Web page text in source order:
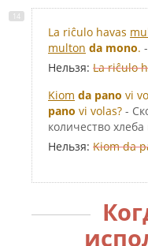
La riĉulo havas
multon da mono.
Нельзя: La riĉulo
Kiom da pano vi
pano vi volas? -
количество
Нельзя: Kiom da